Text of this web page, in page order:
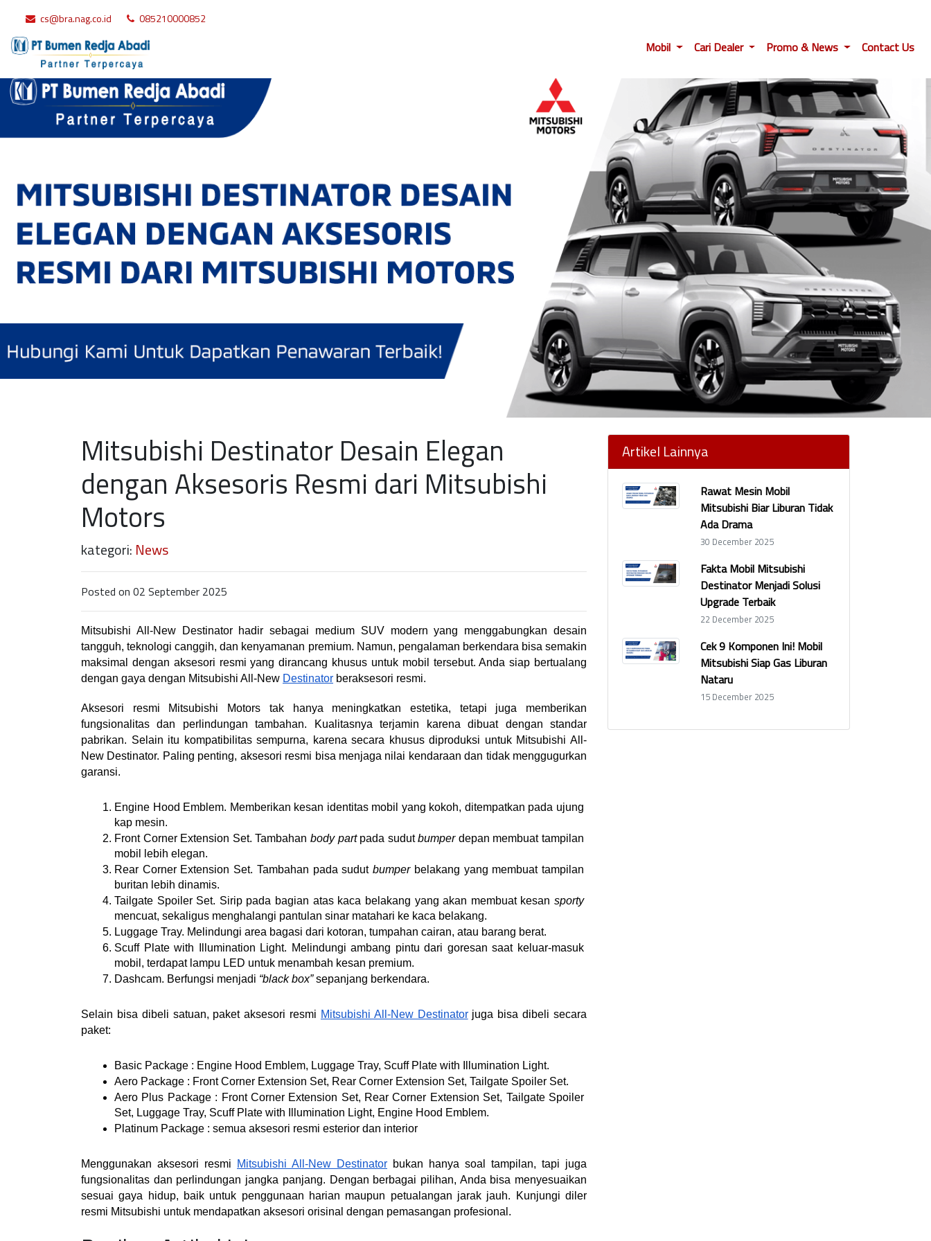
cs@bra.nag.co.id 085210000852
Mobil Cari Dealer Promo & News Contact Us
Mitsubishi Destinator Desain Elegan
dengan Aksesoris Resmi dari Mitsubishi
Motors
kategori: News
Posted on 02 September 2025
Mitsubishi All-New Destinator hadir sebagai medium SUV modern yang menggabungkan desain
tangguh, teknologi canggih, dan kenyamanan premium. Namun, pengalaman berkendara bisa semakin
maksimal dengan aksesori resmi yang dirancang khusus untuk mobil tersebut. Anda siap bertualang
dengan gaya dengan Mitsubishi All-New Destinator beraksesori resmi.
Aksesori resmi Mitsubishi Motors tak hanya meningkatkan estetika, tetapi juga memberikan
fungsionalitas dan perlindungan tambahan. Kualitasnya terjamin karena dibuat dengan standar
pabrikan. Selain itu kompatibilitas sempurna, karena secara khusus diproduksi untuk Mitsubishi All-
New Destinator. Paling penting, aksesori resmi bisa menjaga nilai kendaraan dan tidak menggugurkan
garansi.
Engine Hood Emblem. Memberikan kesan identitas mobil yang kokoh, ditempatkan pada ujung
kap mesin.
Front Corner Extension Set. Tambahan body part pada sudut bumper depan membuat tampilan
mobil lebih elegan.
Rear Corner Extension Set. Tambahan pada sudut bumper belakang yang membuat tampilan
buritan lebih dinamis.
Tailgate Spoiler Set. Sirip pada bagian atas kaca belakang yang akan membuat kesan sporty
mencuat, sekaligus menghalangi pantulan sinar matahari ke kaca belakang.
Luggage Tray. Melindungi area bagasi dari kotoran, tumpahan cairan, atau barang berat.
Scuff Plate with Illumination Light. Melindungi ambang pintu dari goresan saat keluar-masuk
mobil, terdapat lampu LED untuk menambah kesan premium.
Dashcam. Berfungsi menjadi “black box” sepanjang berkendara.
Selain bisa dibeli satuan, paket aksesori resmi Mitsubishi All-New Destinator juga bisa dibeli secara
paket:
Basic Package : Engine Hood Emblem, Luggage Tray, Scuff Plate with Illumination Light.
Aero Package : Front Corner Extension Set, Rear Corner Extension Set, Tailgate Spoiler Set.
Aero Plus Package : Front Corner Extension Set, Rear Corner Extension Set, Tailgate Spoiler
Set, Luggage Tray, Scuff Plate with Illumination Light, Engine Hood Emblem.
Platinum Package : semua aksesori resmi esterior dan interior
Menggunakan aksesori resmi Mitsubishi All-New Destinator bukan hanya soal tampilan, tapi juga
fungsionalitas dan perlindungan jangka panjang. Dengan berbagai pilihan, Anda bisa menyesuaikan
sesuai gaya hidup, baik untuk penggunaan harian maupun petualangan jarak jauh. Kunjungi diler
resmi Mitsubishi untuk mendapatkan aksesori orisinal dengan pemasangan profesional.
Artikel Lainnya
Rawat Mesin Mobil
Mitsubishi Biar Liburan Tidak
Ada Drama
30 December 2025
Fakta Mobil Mitsubishi
Destinator Menjadi Solusi
Upgrade Terbaik
22 December 2025
Cek 9 Komponen Ini! Mobil
Mitsubishi Siap Gas Liburan
Nataru
15 December 2025